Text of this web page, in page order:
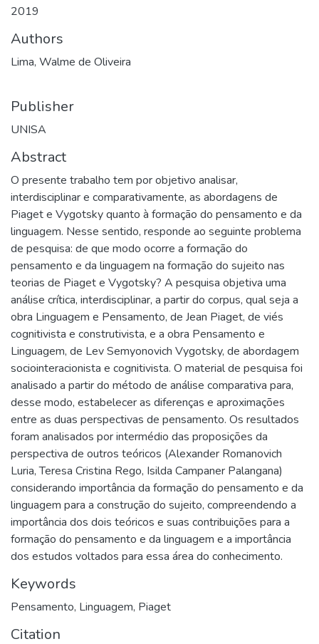
2019
Authors
Lima, Walme de Oliveira
Publisher
UNISA
Abstract
O presente trabalho tem por objetivo analisar,
interdisciplinar e comparativamente, as abordagens de
Piaget e Vygotsky quanto à formação do pensamento e da
linguagem. Nesse sentido, responde ao seguinte problema
de pesquisa: de que modo ocorre a formação do
pensamento e da linguagem na formação do sujeito nas
teorias de Piaget e Vygotsky? A pesquisa objetiva uma
análise crítica, interdisciplinar, a partir do corpus, qual seja a
obra Linguagem e Pensamento, de Jean Piaget, de viés
cognitivista e construtivista, e a obra Pensamento e
Linguagem, de Lev Semyonovich Vygotsky, de abordagem
sociointeracionista e cognitivista. O material de pesquisa foi
analisado a partir do método de análise comparativa para,
desse modo, estabelecer as diferenças e aproximações
entre as duas perspectivas de pensamento. Os resultados
foram analisados por intermédio das proposições da
perspectiva de outros teóricos (Alexander Romanovich
Luria, Teresa Cristina Rego, Isilda Campaner Palangana)
considerando importância da formação do pensamento e da
linguagem para a construção do sujeito, compreendendo a
importância dos dois teóricos e suas contribuições para a
formação do pensamento e da linguagem e a importância
dos estudos voltados para essa área do conhecimento.
Keywords
Pensamento, Linguagem, Piaget
Citation